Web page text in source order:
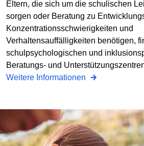
Eltern, die sich um die schulischen
sorgen oder Beratung zu
Konzentrationsschwierigkeiten und
Verhaltensauffälligkeiten benötigen,
schulpsychologischen und
Beratungs- und
Weitere Informationen